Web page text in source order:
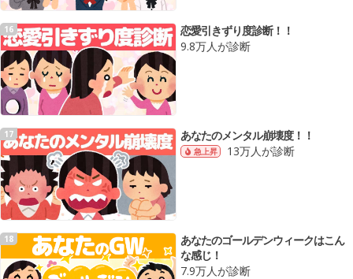
16
恋愛引きずり度診断！！
9.8万人が診断
17 あなたのメンタル崩壊度！！
急上昇 13万人が診断
18
あなたのゴールデンウィークはこん
な感じ！
7.9万人が診断